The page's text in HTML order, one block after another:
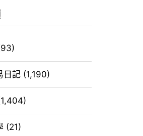
日記 (1,190)
(21)